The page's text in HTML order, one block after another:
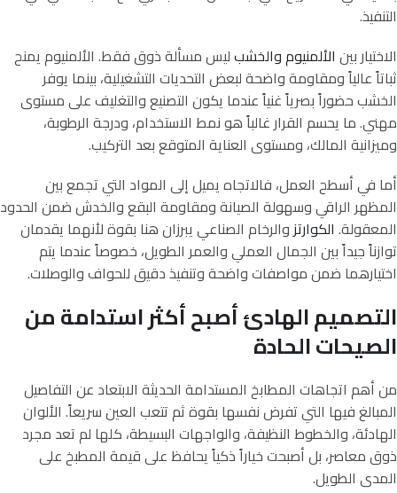
التنفيذ.
الاختيار بين الألمنيوم والخشبليس مسألة ذوق فقط. الألمنيوم يمنح
ثباتاً عالياً ومقاومة واضحة لبعض التحديات التشغيلية، بينما يوفر
الخشب حضوراً بصرياً غنياً عندما يكون التصنيع والتغليف على مستوى
مهني. ما يحسم القرار غالباً هو نمط الاستخدام، ودرجة الرطوبة،
وميزانية المالك، ومستوى العناية المتوقع بعد التركيب.
أما في أسطح العمل، فالاتجاه يميل إلى المواد التي تجمع بين
المظهر الراقي وسهولة الصيانة ومقاومة البقع والخدش ضمن الحدود
المعقولة. الكوارتزوالرخام الصناعي يبرزان هنا بقوة لأنهما يقدمان
توازناً جيداً بين الجمال العملي والعمر الطويل، خصوصاً عندما يتم
اختيارهما ضمن مواصفات واضحة وتنفيذ دقيق للحواف والوصلات.
التصميم الهادئ أصبح أكثر استدامة من
الصيحات الحادة
من أهم اتجاهات المطابخ المستدامة الحديثة الابتعاد عن التفاصيل
المبالغ فيها التي تفرض نفسها بقوة ثم تتعب العين سريعاً. الألوان
الهادئة، والخطوط النظيفة، والواجهات البسيطة، كلها لم تعد مجرد
ذوق معاصر، بل أصبحت خياراً ذكياً يحافظ على قيمة المطبخ على
المدى الطويل.